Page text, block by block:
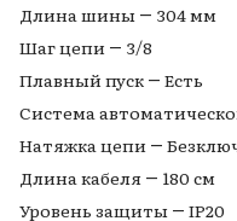
Длина шины ― 304 мм
Шаг цепи ― 3/8
Плавный пуск ― Есть
Система
Натяжка цепи ―
Длина кабеля ― 180 см
Уровень защиты ― IP20